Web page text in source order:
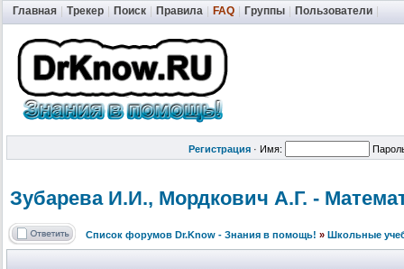
Главная Трекер Поиск Правила FAQ Группы Пользователи
Регистрация · Имя:
Зубарева И.И., Мордкович А.Г. -
Список форумов Dr.Know - Знания в помощь! » Школьные